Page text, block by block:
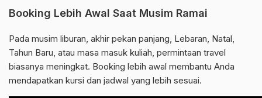
Booking Lebih Awal Saat Musim Ramai
Pada musim liburan, akhir pekan panjang, Lebaran, Natal,
Tahun Baru, atau masa masuk kuliah, permintaan travel
biasanya meningkat. Booking lebih awal membantu Anda
mendapatkan kursi dan jadwal yang lebih sesuai.